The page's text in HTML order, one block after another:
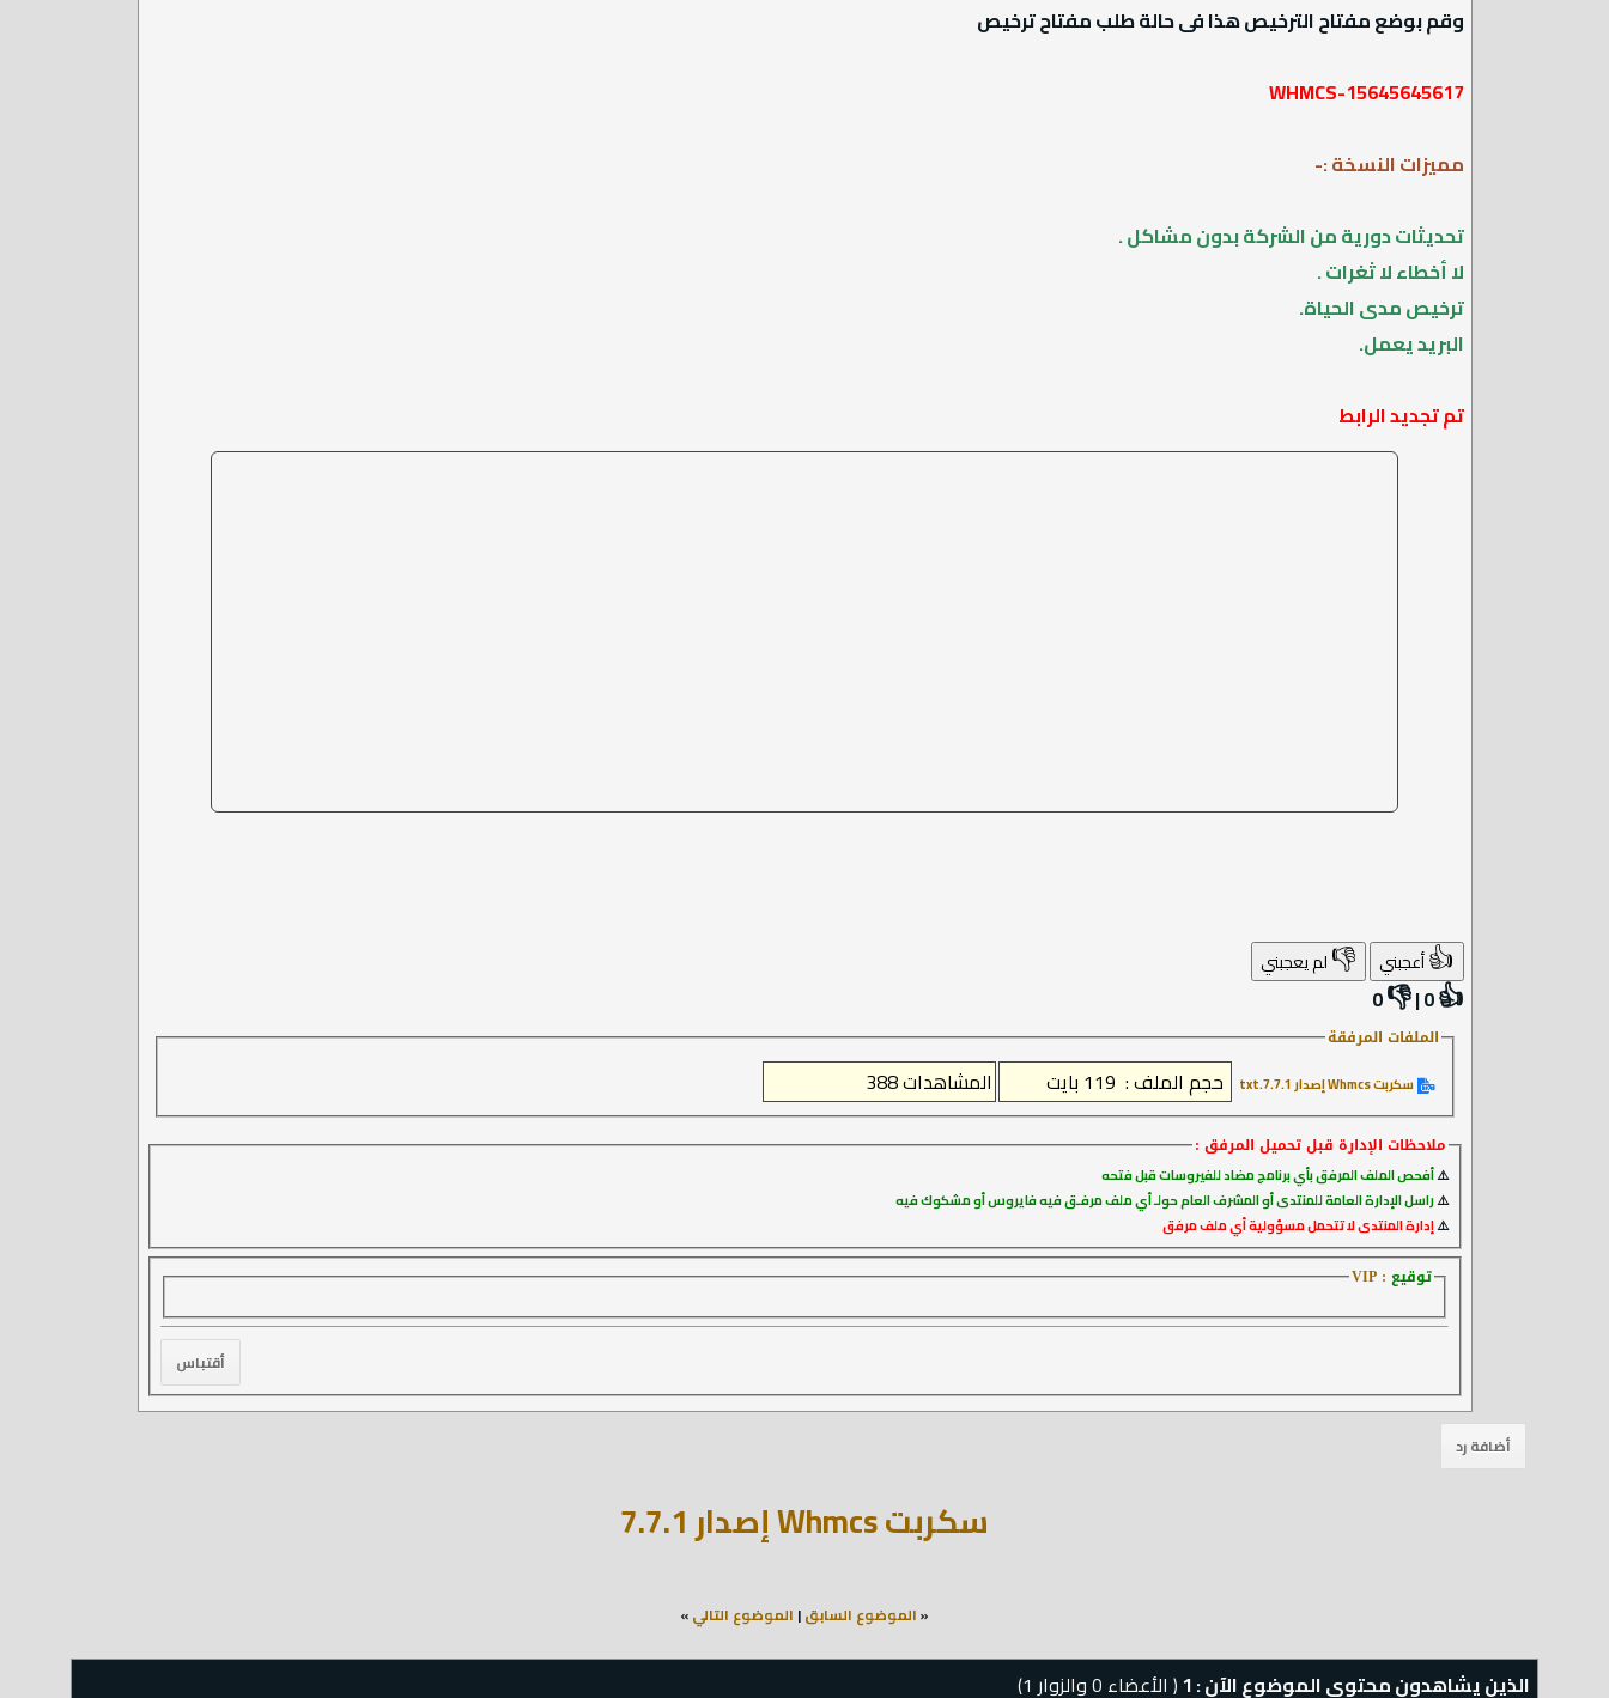
وقم بوضع مفتاح الترخيص هذا فى حالة طلب مفتاح ترخيص
WHMCS-15645645617
مميزات النسخة :-
تحديثات دورية من الشركة بدون مشاكل .
لا أخطاء لا ثغرات .
ترخيص مدى الحياة.
البريد يعمل.
تم تجديد الرابط
👍أعجبني 👎لم يعجبني
👍
0
|
👎
0
الملفات المرفقة
سكربت Whmcs إصدار 7.7.1.txt‏
ملاحظات الإدارةقبل تحميل المرفق :
⚠️أفحص الملف المرفق بأي برنامج مضاد للفيروسات قبل فتحه
⚠️راسل الإدارة العامة للمنتدى أو المشرف العام حولـ أي ملف مرفـق فيه فايروس أو مشكوك فيه
⚠️إدارة المنتدى لا تتحمل مسؤولية أي ملف مرفق
توقيع: VIP
سكربت Whmcs إصدار 7.7.1
«الموضوع السابق| الموضوع التالي»
الذين يشاهدون محتوى الموضوع الآن : 1 ( الأعضاء 0 والزوار 1)